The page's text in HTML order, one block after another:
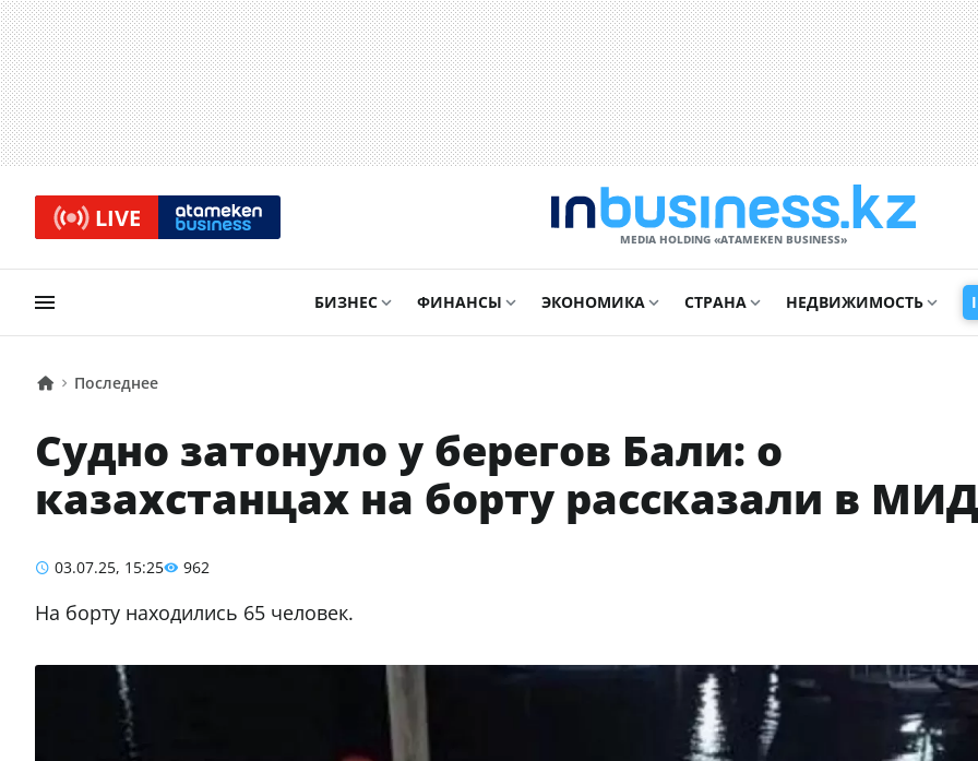
LIVE
MEDIA HOLDING «ATAMEKЕN BUSINESS»
БИЗНЕС ФИНАНСЫ ЭКОНОМИКА СТРАНА НЕДВИЖИМОСТЬ
Последнее
Судно затонуло у берегов Бали: о
казахстанцах на борту рассказали в
03.07.25, 15:25 962
На борту находились 65 человек.